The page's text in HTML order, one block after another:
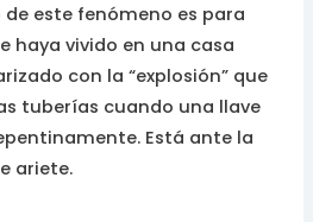
este fenómeno es para
haya vivido en una casa
con la “explosión” que
tuberías cuando una llave
Está ante la
ariete.